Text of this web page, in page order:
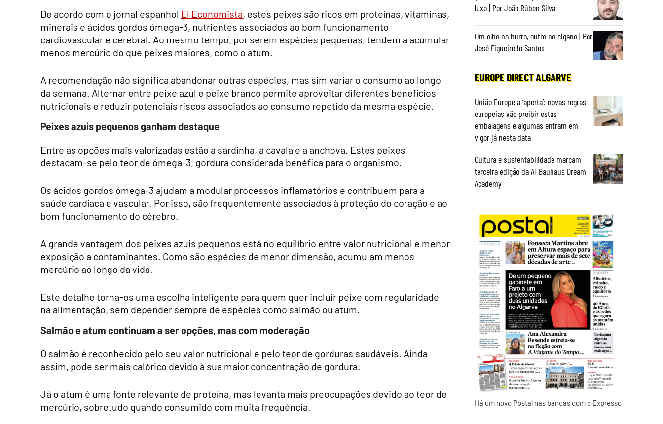
De acordo com o jornal espanhol El Economista, estes peixes são ricos em proteínas, vitaminas,
minerais e ácidos gordos ómega-3, nutrientes associados ao bom funcionamento
cardiovascular e cerebral. Ao mesmo tempo, por serem espécies pequenas, tendem a acumular
menos mercúrio do que peixes maiores, como o atum.
A recomendação não significa abandonar outras espécies, mas sim variar o consumo ao longo
da semana. Alternar entre peixe azul e peixe branco permite aproveitar diferentes benefícios
nutricionais e reduzir potenciais riscos associados ao consumo repetido da mesma espécie.
Peixes azuis pequenos ganham destaque
Entre as opções mais valorizadas estão a sardinha, a cavala e a anchova. Estes peixes
destacam-se pelo teor de ómega-3, gordura considerada benéfica para o organismo.
Os ácidos gordos ómega-3 ajudam a modular processos inflamatórios e contribuem para a
saúde cardíaca e vascular. Por isso, são frequentemente associados à proteção do coração e ao
bom funcionamento do cérebro.
A grande vantagem dos peixes azuis pequenos está no equilíbrio entre valor nutricional e menor
exposição a contaminantes. Como são espécies de menor dimensão, acumulam menos
mercúrio ao longo da vida.
Este detalhe torna-os uma escolha inteligente para quem quer incluir peixe com regularidade
na alimentação, sem depender sempre de espécies como salmão ou atum.
Salmão e atum continuam a ser opções, mas com moderação
O salmão é reconhecido pelo seu valor nutricional e pelo teor de gorduras saudáveis. Ainda
assim, pode ser mais calórico devido à sua maior concentração de gordura.
Já o atum é uma fonte relevante de proteína, mas levanta mais preocupações devido ao teor de
mercúrio, sobretudo quando consumido com muita frequência.
luxo | Por João Rúben Silva
Um olho no burro, outro no cigano | Por
José Figueiredo Santos
EUROPE DIRECT ALGARVE
União Europeia ‘aperta’: novas regras
europeias vão proibir estas
embalagens e algumas entram em
vigor já nesta data
Cultura e sustentabilidade marcam
terceira edição da Al-Bauhaus Dream
Academy
Há um novo Postal nas bancas com o Expresso